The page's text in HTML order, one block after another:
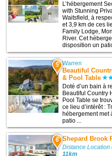
L’hébergement
with Stunning
Waitsfield, à
et 3,9 km de ces
Family Lodge,
River. Cet
disposition un
5 Warren
Beautiful
& Pool Table
Doté d’un bain à
Beautiful Country
Pool Table se
ce lieu d’intérêt :
hébergement met
patio ...
6 Shepard Brook
Distance Location
11km